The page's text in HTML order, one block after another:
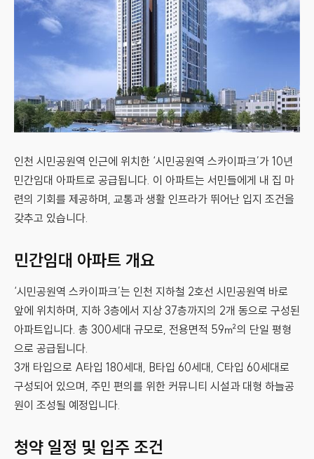
인천 시민공원역 인근에 위치한 ‘시민공원역 스카이파크’가 10년
민간임대 아파트로 공급됩니다. 이 아파트는 서민들에게 내 집 마
련의 기회를 제공하며, 교통과 생활 인프라가 뛰어난 입지 조건을
갖추고 있습니다.
민간임대 아파트 개요
‘시민공원역 스카이파크’는 인천 지하철 2호선 시민공원역 바로
앞에 위치하며, 지하 3층에서 지상 37층까지의 2개 동으로 구성된
아파트입니다. 총 300세대 규모로, 전용면적 59㎡의 단일 평형
으로 공급됩니다.
3개 타입으로 A타입 180세대, B타입 60세대, C타입 60세대로
구성되어 있으며, 주민 편의를 위한 커뮤니티 시설과 대형 하늘공
원이 조성될 예정입니다.
청약 일정 및 입주 조건